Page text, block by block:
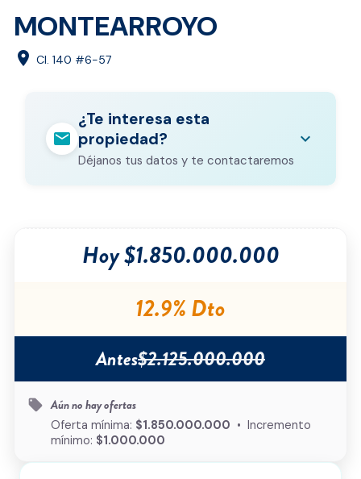
MONTEARROYO
location_on Cl. 140 #6-57
mail
¿Te interesa esta
propiedad?
Déjanos tus datos y te contactaremos
expand_more
Correo electrónico
¿Cómo podemos ayudarte?
Hoy $1.850.000.000
12.9% Dto
Antes$2.125.000.000
local_offer Aún no hay ofertas
Oferta mínima: $1.850.000.000 • Incremento
mínimo: $1.000.000